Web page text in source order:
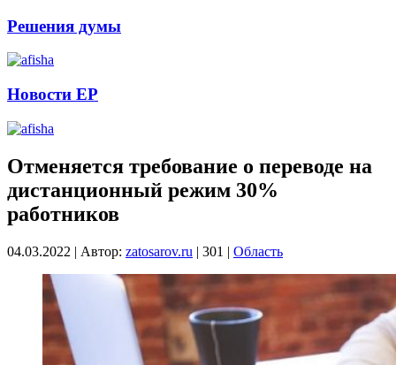
Решения думы
Новости ЕР
Отменяется требование о переводе на
дистанционный режим 30%
работников
04.03.2022 | Автор: zatosarov.ru | 301 | Область